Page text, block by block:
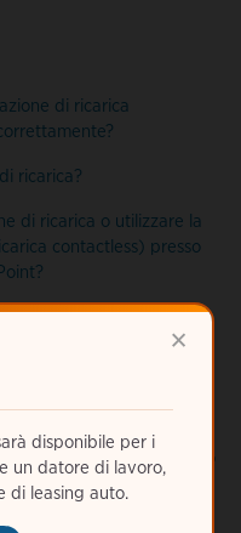
×
disponibile per i
un datore di lavoro,
di leasing auto.
di ricarica
ricarica?
di ricarica o utilizzare la
contactless) presso
di ricarica presso una
presso la stazione di un
"Il veicolo collegato
e potrebbe essere